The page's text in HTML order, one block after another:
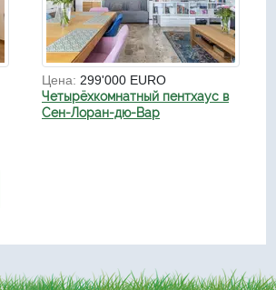
Цена: 299'000 EURO
Четырёхкомнатный пентхаус в
Сен-Лоран-дю-Вар